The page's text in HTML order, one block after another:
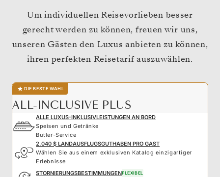
Um individuellen Reisevorlieben besser
gerecht werden zu können, freuen wir uns,
unseren Gästen den Luxus anbieten zu können,
ihren perfekten Reisetarif auszuwählen.
DIE BESTE WAHL
ALL-INCLUSIVE PLUS
ALLE LUXUS-INKLUSIVLEISTUNGEN AN BORD
Speisen und Getränke
Butler-Service
2.040 $ LANDAUSFLUGSGUTHABEN PRO GAST
Wählen Sie aus einem exklusiven Katalog einzigartiger
Erlebnisse
STORNIERUNGSBESTIMMUNGENFLEXIBEL